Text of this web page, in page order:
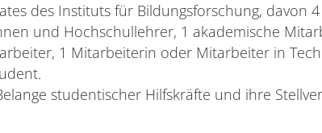
des Instituts für Bildungsforschung, davon 4
und Hochschullehrer, 1 akademische
1 Mitarbeiterin oder Mitarbeiter in
studentischer Hilfskräfte und ihre